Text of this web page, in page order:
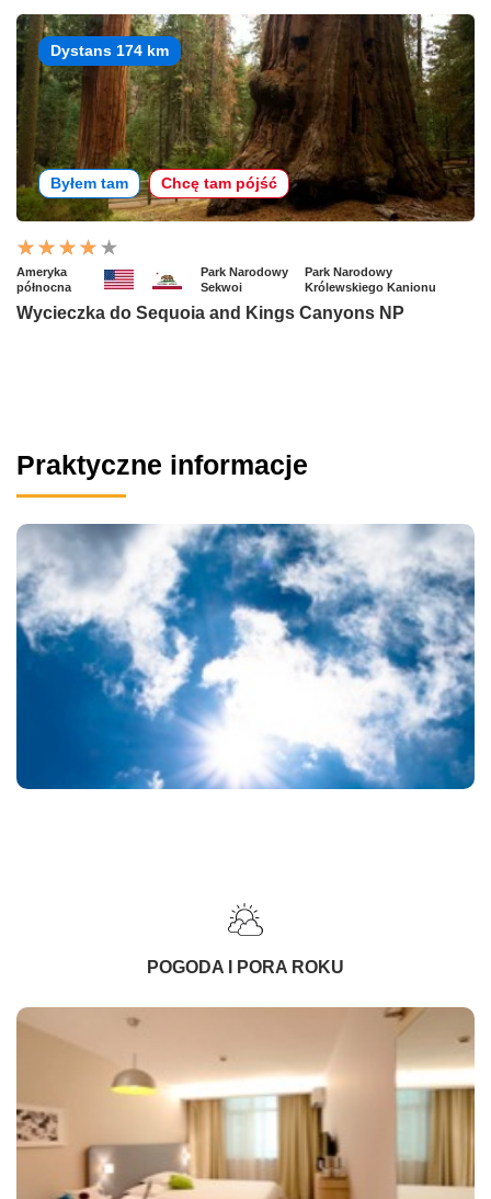
Dystans 174 km
Byłem tam Chcę tam pójść
Ameryka
północna
Park Narodowy
Sekwoi
Park Narodowy
Królewskiego Kanionu
Wycieczka do Sequoia and Kings Canyons NP
Praktyczne informacje
POGODA I PORA ROKU